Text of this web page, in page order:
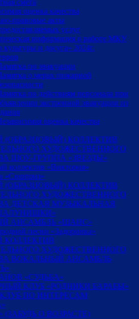
оценка качества
правовые акты
услуг
информация о работе МКУ
культуры и досуга» 2024г.
по эвакуации
о мерах пожарной
по действиям персонала при
экстренной эвакуации из
оценка качества
(ОБРАЗЦОВЫЙ) КОЛЛЕКТИВ
ХУДОЖЕСТВЕННОГО
ШОУ-ГРУППА «ЗВЕЗДЫ»
коллектив «Виктория»
«Сюрприз»
(ОБРАЗЦОВЫЙ) КОЛЛЕКТИВ
ХУДОЖЕСТВЕННОГО
ДЕТСКАЯ МУЗЫКАЛЬНАЯ
АНСАМБЛЬ «ШАНС»
песни «Задоринка»
КОЛЛЕКТИВ
ХУДОЖЕСТВЕННОГО
ВОКАЛЬНЫЙ АНСАМБЛЬ
«СУДЬБА»
КЛУБ «РОДНИКИ БАРАБЫ»
ПО ИНТЕРЕСАМ
(ЗАБУДЬ О ВОЗРАСТЕ)